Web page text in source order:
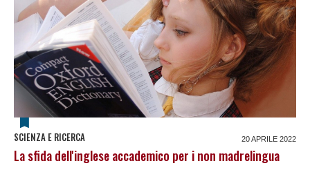
SCIENZA E RICERCA 20 APRILE 2022
La sfida dell'inglese accademico per i non madrelingua